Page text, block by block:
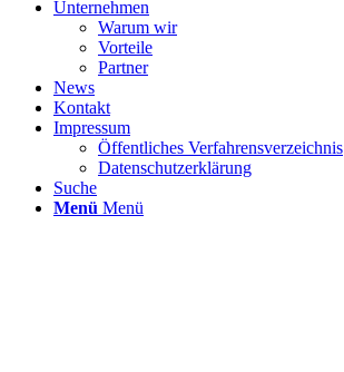
Unternehmen
Warum wir
Vorteile
Partner
News
Kontakt
Impressum
Öffentliches Verfahrensverzeichnis
Datenschutzerklärung
Suche
Menü Menü